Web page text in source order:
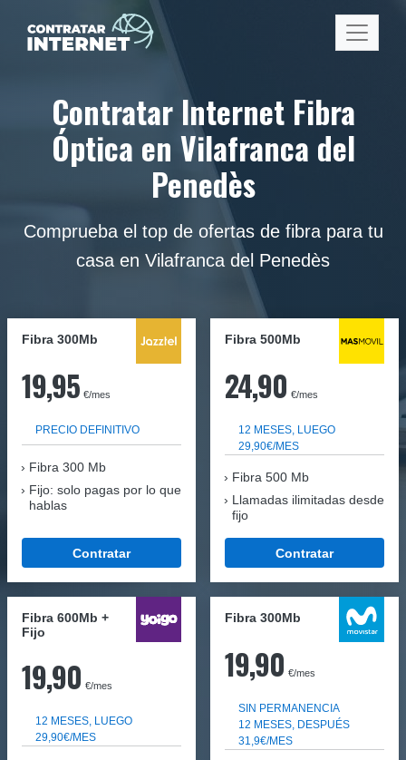
Contratar Internet Fibra
Óptica en Vilafranca del
Penedès
Comprueba el top de ofertas de fibra para tu
casa en Vilafranca del Penedès
Fibra 300Mb
19,95 €/mes
PRECIO DEFINITIVO
Fibra 300 Mb
Fijo: solo pagas por lo que
hablas
Contratar
Fibra 500Mb
24,90 €/mes
12 MESES, LUEGO
29,90€/MES
Fibra 500 Mb
Llamadas ilimitadas desde
fijo
Contratar
Fibra 600Mb +
Fijo
19,90 €/mes
12 MESES, LUEGO
29,90€/MES
Fibra 300Mb
19,90 €/mes
SIN PERMANENCIA
12 MESES, DESPUÉS
31,9€/MES